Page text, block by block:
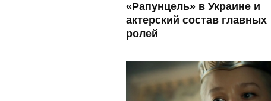
«Рапунцель» в Украине и
актерский состав главных
ролей